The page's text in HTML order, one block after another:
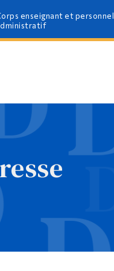
enseignant et personnel